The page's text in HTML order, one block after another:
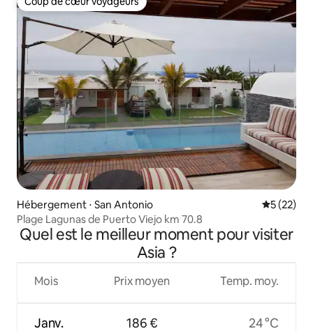
Coup de cœur voyageurs
Hébergement ⋅ San Antonio
5 (22)
Plage Lagunas de Puerto Viejo km 70.8
Quel est le meilleur moment pour visiter
Asia ?
Mois
Janv.
Prix moyen
186 €
Temp. moy.
24 °C